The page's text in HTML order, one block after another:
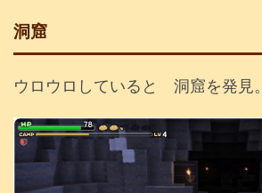
洞窟
ウロウロしていると 洞窟を発見。